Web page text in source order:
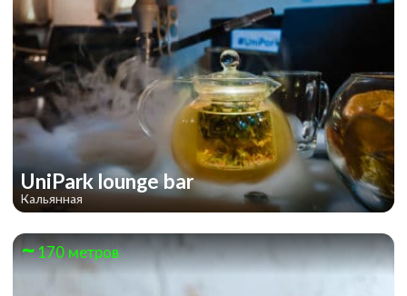
UniPark lounge bar
Кальянная
170 метров